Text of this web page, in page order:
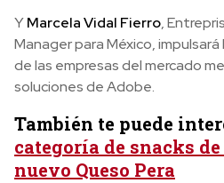
YMarcela Vidal Fierro,
Manager para México,
de las empresas del mercado
soluciones de Adobe.
También te puede
categoría de snacks
nuevo Queso Pera